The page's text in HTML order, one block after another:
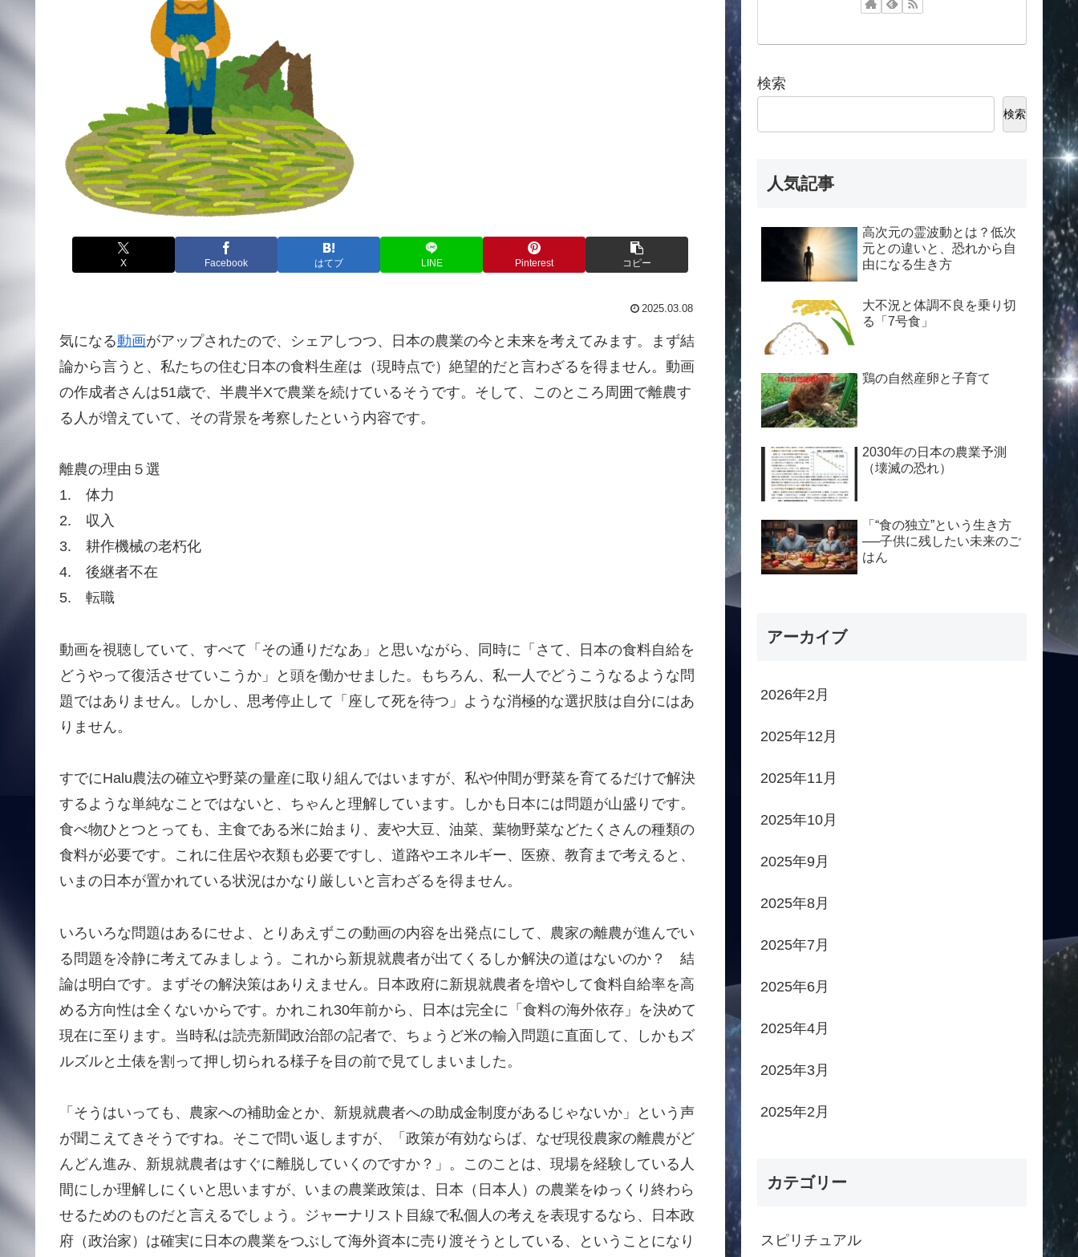
X Facebook はてブ LINE Pinterest コピー
2025.03.08
気になる動画がアップされたので、シェアしつつ、日本の農業の今と未来を考えてみます。まず結
論から言うと、私たちの住む日本の食料生産は（現時点で）絶望的だと言わざるを得ません。動画
の作成者さんは51歳で、半農半Xで農業を続けているそうです。そして、このところ周囲で離農す
る人が増えていて、その背景を考察したという内容です。
離農の理由５選
1. 体力
2. 収入
3. 耕作機械の老朽化
4. 後継者不在
5. 転職
動画を視聴していて、すべて「その通りだなあ」と思いながら、同時に「さて、日本の食料自給を
どうやって復活させていこうか」と頭を働かせました。もちろん、私一人でどうこうなるような問
題ではありません。しかし、思考停止して「座して死を待つ」ような消極的な選択肢は自分にはあ
りません。
すでにHalu農法の確立や野菜の量産に取り組んではいますが、私や仲間が野菜を育てるだけで解決
するような単純なことではないと、ちゃんと理解しています。しかも日本には問題が山盛りです。
食べ物ひとつとっても、主食である米に始まり、麦や大豆、油菜、葉物野菜などたくさんの種類の
食料が必要です。これに住居や衣類も必要ですし、道路やエネルギー、医療、教育まで考えると、
いまの日本が置かれている状況はかなり厳しいと言わざるを得ません。
いろいろな問題はあるにせよ、とりあえずこの動画の内容を出発点にして、農家の離農が進んでい
る問題を冷静に考えてみましょう。これから新規就農者が出てくるしか解決の道はないのか？ 結
論は明白です。まずその解決策はありえません。日本政府に新規就農者を増やして食料自給率を高
める方向性は全くないからです。かれこれ30年前から、日本は完全に「食料の海外依存」を決めて
現在に至ります。当時私は読売新聞政治部の記者で、ちょうど米の輸入問題に直面して、しかもズ
ルズルと土俵を割って押し切られる様子を目の前で見てしまいました。
「そうはいっても、農家への補助金とか、新規就農者への助成金制度があるじゃないか」という声
が聞こえてきそうですね。そこで問い返しますが、「政策が有効ならば、なぜ現役農家の離農がど
んどん進み、新規就農者はすぐに離脱していくのですか？」。このことは、現場を経験している人
間にしか理解しにくいと思いますが、いまの農業政策は、日本（日本人）の農業をゆっくり終わら
せるためのものだと言えるでしょう。ジャーナリスト目線で私個人の考えを表現するなら、日本政
府（政治家）は確実に日本の農業をつぶして海外資本に売り渡そうとしている、ということになり
検索
検索
人気記事
高次元の霊波動とは？低次
元との違いと、恐れから自
由になる生き方
大不況と体調不良を乗り切
る「7号食」
鶏の自然産卵と子育て
2030年の日本の農業予測
（壊滅の恐れ）
「“食の独立”という生き方
──子供に残したい未来のご
はん
アーカイブ
2026年2月
2025年12月
2025年11月
2025年10月
2025年9月
2025年8月
2025年7月
2025年6月
2025年4月
2025年3月
2025年2月
カテゴリー
スピリチュアル